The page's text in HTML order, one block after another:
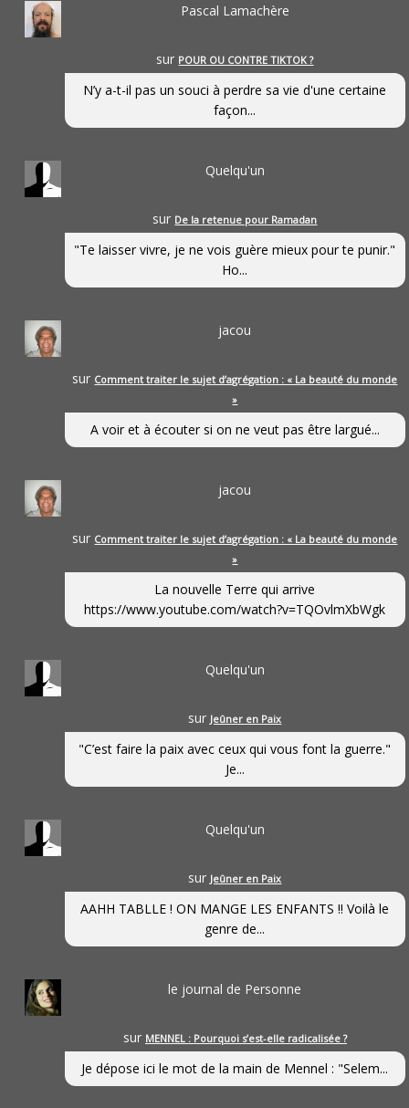
Pascal Lamachère
sur POUR OU CONTRE TIKTOK ?
N’y a-t-il pas un souci à perdre sa vie d'une certaine
façon...
Quelqu'un
sur De la retenue pour Ramadan
"Te laisser vivre, je ne vois guère mieux pour te punir."
Ho...
jacou
sur Comment traiter le sujet d’agrégation : « La beauté du monde
»
A voir et à écouter si on ne veut pas être largué...
jacou
sur Comment traiter le sujet d’agrégation : « La beauté du monde
»
La nouvelle Terre qui arrive
https://www.youtube.com/watch?v=TQOvlmXbWgk
Quelqu'un
sur Jeûner en Paix
"C’est faire la paix avec ceux qui vous font la guerre."
Je...
Quelqu'un
sur Jeûner en Paix
AAHH TABLLE ! ON MANGE LES ENFANTS !! Voilà le
genre de...
le journal de Personne
sur MENNEL : Pourquoi s’est-elle radicalisée ?
Je dépose ici le mot de la main de Mennel : "Selem...